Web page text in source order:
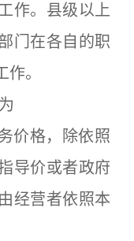
作。县级以上
门在各自的职
。
价格，除依照
导价或者政府
经营者依照本